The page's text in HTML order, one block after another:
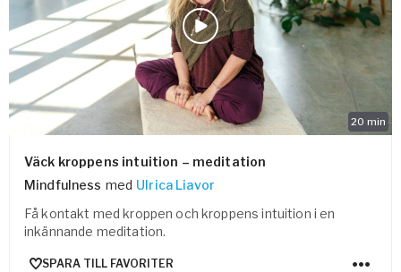
20 min
Väck kroppens intuition – meditation
Mindfulness med Ulrica Liavor
Få kontakt med kroppen och kroppens intuition i en
inkännande meditation.
SPARA TILL FAVORITER